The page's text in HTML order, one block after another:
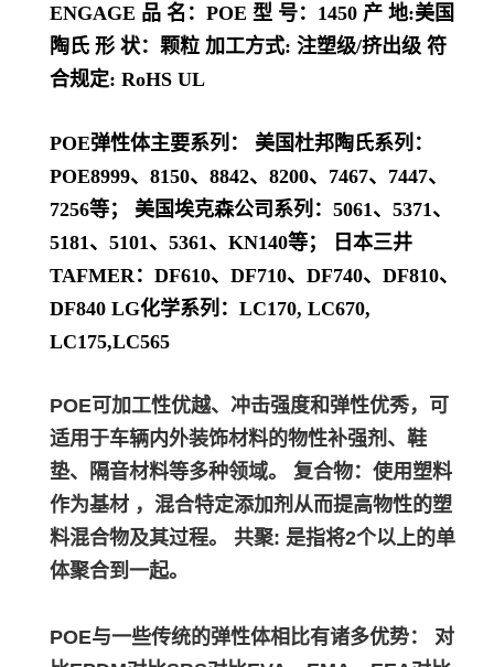
ENGAGE 品 名：POE 型 号：1450 产 地:美国
陶氏 形 状：颗粒 加工方式: 注塑级/挤出级 符
合规定: RoHS UL
POE弹性体主要系列： 美国杜邦陶氏系列：
POE8999、8150、8842、8200、7467、7447、
7256等； 美国埃克森公司系列：5061、5371、
5181、5101、5361、KN140等； 日本三井
TAFMER：DF610、DF710、DF740、DF810、
DF840 LG化学系列：LC170, LC670,
LC175,LC565
POE可加工性优越、冲击强度和弹性优秀，可
适用于车辆内外装饰材料的物性补强剂、鞋
垫、隔音材料等多种领域。 复合物：使用塑料
作为基材 ，混合特定添加剂从而提高物性的塑
料混合物及其过程。 共聚: 是指将2个以上的单
体聚合到一起。
POE与一些传统的弹性体相比有诸多优势： 对